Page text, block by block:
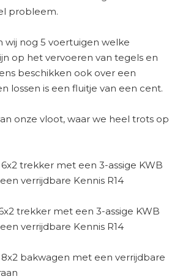
probleem.
wij nog 5 voertuigen welke
op het vervoeren van tegels en
beschikken ook over een
lossen is een fluitje van een cent.
onze vloot, waar we heel trots op
trekker met een 3-assige KWB
verrijdbare Kennis R14
trekker met een 3-assige KWB
verrijdbare Kennis R14
bakwagen met een verrijdbare